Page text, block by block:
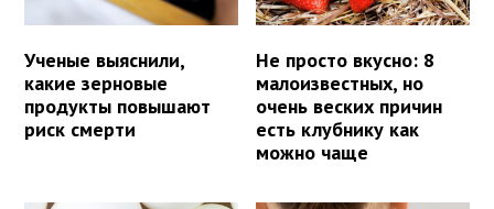
Ученые выяснили,
какие зерновые
продукты повышают
риск смерти
Не просто вкусно: 8
малоизвестных, но
очень веских причин
есть клубнику как
можно чаще